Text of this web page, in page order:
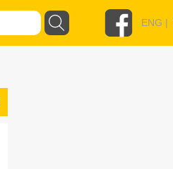
ENG |